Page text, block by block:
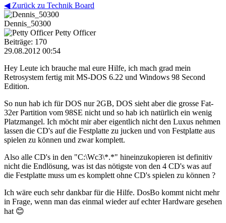
◀ Zurück zu Technik Board
Dennis_50300
Petty Officer
Beiträge: 170
29.08.2012 00:54
Hey Leute ich brauche mal eure Hilfe, ich mach grad mein
Retrosystem fertig mit MS-DOS 6.22 und Windows 98 Second
Edition.
So nun hab ich für DOS nur 2GB, DOS sieht aber die grosse Fat-
32er Partition vom 98SE nicht und so hab ich natürlich ein wenig
Platzmangel. Ich möcht mir aber eigentlich nicht den Luxus nehmen
lassen die CD's auf die Festplatte zu jucken und von Festplatte aus
spielen zu können und zwar komplett.
Also alle CD's in den "C:\Wc3\*.*" hineinzukopieren ist definitiv
nicht die Endlösung, was ist das nötigste von den 4 CD's was auf
die Festplatte muss um es komplett ohne CD's spielen zu können ?
Ich wäre euch sehr dankbar für die Hilfe. DosBo kommt nicht mehr
in Frage, wenn man das einmal wieder auf echter Hardware gesehen
hat 😊